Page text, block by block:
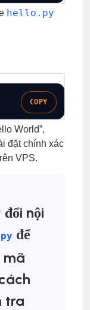
hello.py
COPY
World”,
đặt chính xác
VPS.
nội
để
mã
tra